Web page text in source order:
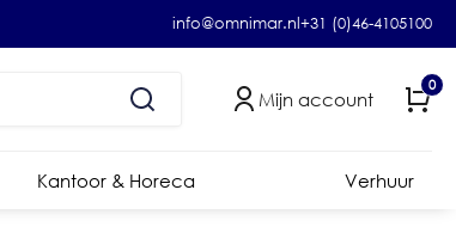
info@omnimar.nl+31 (0)46-4105100
Mijn account
0
Kantoor & Horeca Verhuur